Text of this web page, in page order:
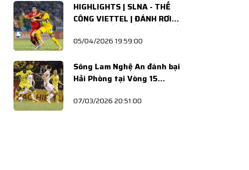
HIGHLIGHTS | SLNA - THỂ
CÔNG VIETTEL | ĐÁNH RƠI
05/04/2026 19:59:00
Sông Lam Nghệ An đánh bại
Hải Phòng tại Vòng 15
07/03/2026 20:51:00